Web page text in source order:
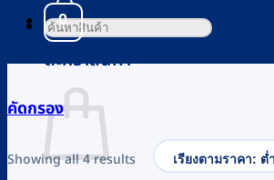
0
ตะกร้าสินค้า
ค้นหา:
คัดกรอง
Showing all 4 results Sorted